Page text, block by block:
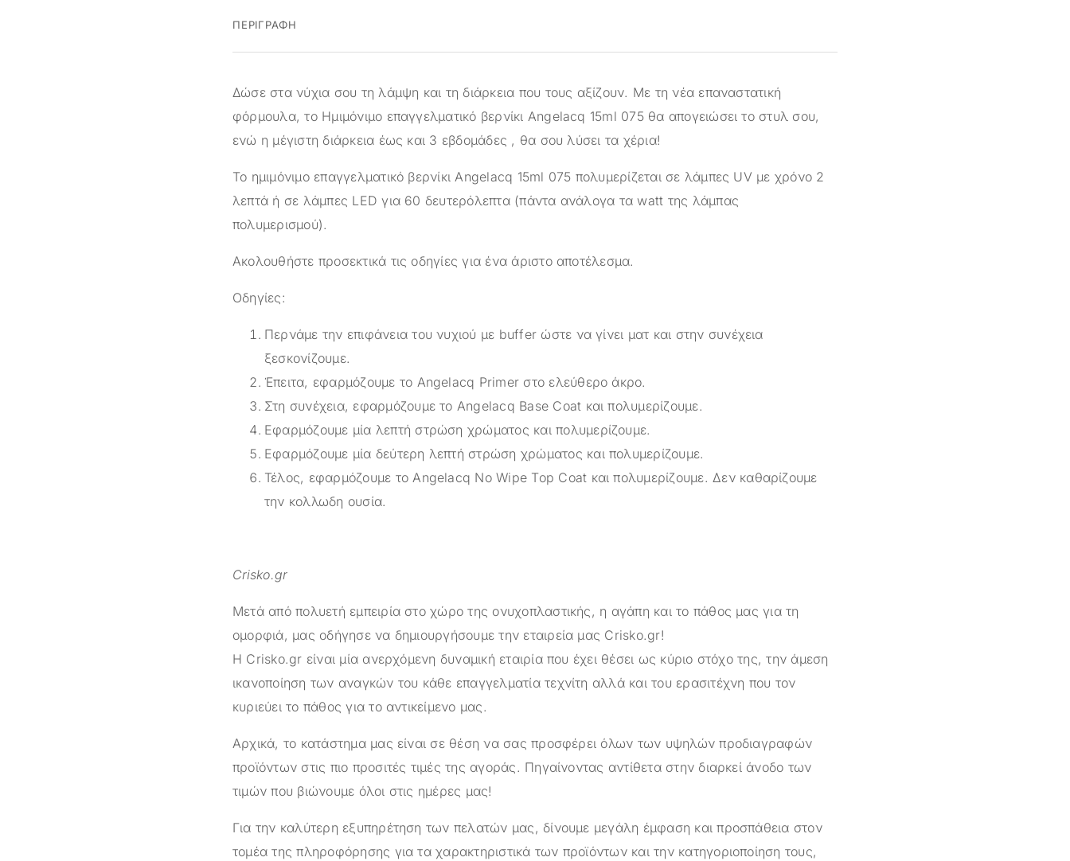
ΠΕΡΙΓΡΑΦΉ
Δώσε στα νύχια σου τη λάμψη και τη διάρκεια που τους αξίζουν. Με τη νέα επαναστατική
φόρμουλα, το Ημιμόνιμο επαγγελματικό βερνίκι Angelacq 15ml 075 θα απογειώσει το στυλ σου,
ενώ η μέγιστη διάρκεια έως και 3 εβδομάδες , θα σου λύσει τα χέρια!
Το ημιμόνιμο επαγγελματικό βερνίκι Angelacq 15ml 075 πολυμερίζεται σε λάμπες UV με χρόνο 2
λεπτά ή σε λάμπες LED για 60 δευτερόλεπτα (πάντα ανάλογα τα watt της λάμπας
πολυμερισμού).
Ακολουθήστε προσεκτικά τις οδηγίες για ένα άριστο αποτέλεσμα.
Οδηγίες:
Περνάμε την επιφάνεια του νυχιού με buffer ώστε να γίνει ματ και στην συνέχεια
ξεσκονίζουμε.
Έπειτα, εφαρμόζουμε το Angelacq Primer στο ελεύθερο άκρο.
Στη συνέχεια, εφαρμόζουμε το Angelacq Base Coat και πολυμερίζουμε.
Εφαρμόζουμε μία λεπτή στρώση χρώματος και πολυμερίζουμε.
Εφαρμόζουμε μία δεύτερη λεπτή στρώση χρώματος και πολυμερίζουμε.
Τέλος, εφαρμόζουμε το Angelacq Νο Wipe Top Coat και πολυμερίζουμε. Δεν καθαρίζουμε
την κολλωδη ουσία.
Crisko.gr
Μετά από πολυετή εμπειρία στο χώρο της ονυχοπλαστικής, η αγάπη και το πάθος μας για τη
ομορφιά, μας οδήγησε να δημιουργήσουμε την εταιρεία μας Crisko.gr!
Η Crisko.gr είναι μία ανερχόμενη δυναμική εταιρία που έχει θέσει ως κύριο στόχο της, την άμεση
ικανοποίηση των αναγκών του κάθε επαγγελματία τεχνίτη αλλά και του ερασιτέχνη που τον
κυριεύει το πάθος για το αντικείμενο μας.
Αρχικά, το κατάστημα μας είναι σε θέση να σας προσφέρει όλων των υψηλών προδιαγραφών
προϊόντων στις πιο προσιτές τιμές της αγοράς. Πηγαίνοντας αντίθετα στην διαρκεί άνοδο των
τιμών που βιώνουμε όλοι στις ημέρες μας!
Για την καλύτερη εξυπηρέτηση των πελατών μας, δίνουμε μεγάλη έμφαση και προσπάθεια στον
τομέα της πληροφόρησης για τα χαρακτηριστικά των προϊόντων και την κατηγοριοποίηση τους,